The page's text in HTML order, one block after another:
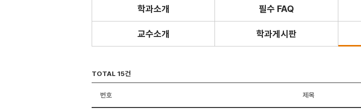
학과소개 필수 FAQ
교수소개 학과게시판
TOTAL 15건
번호 제목